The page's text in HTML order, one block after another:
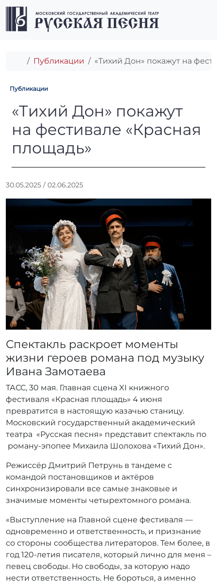
Перейти к содержимому
Перейти к футеру
Главная
Публикации «Тихий Дон» покажут на
Публикации
«Тихий Дон» покажут на
«Тихий Дон» покажут
на фестивале «Красная
площадь»
30.05.2025 / 02.06.2025
т
р
r
r
_
a
d
m
i
n
Спектакль раскроет моменты
жизни героев романа под музыку
Ивана Замотаева
ТАСС, 30 мая. Главная сцена XI книжного
фестиваля «Красная площадь» 4 июня
превратится в настоящую казачью станицу.
Московский государственный академический
театра «Русская песня» представит спектакль по
роману-эпопее Михаила Шолохова «Тихий Дон».
Режиссёр Дмитрий Петрунь в тандеме с
командой постановщиков и актёров
синхронизировали все самые знаковые и
значимые моменты четырехтомного романа.
«Выступление на Главной сцене фестиваля —
одновременно и ответственность, и признание
со стороны сообщества литераторов. Тем более, в
год 120-летия писателя, который лично для меня –
певец свободы. Но свободы, за которую надо
нести ответственность. Не бороться, а именно